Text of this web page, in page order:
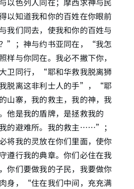
以知道我和你的百姓在你眼前
我们同去，使我和你的百姓与
”；神与约书亚同在，“我怎
样与你同在。我必不撇下你，
卫同行，“耶和华救我脱离狮
脱离这非利士人的手”，“耶
山寨，我的救主，我的神，我
他是我的盾牌，是拯救我的
的避难所。我的救主……”；
将我的灵放在你们里面，使你
遵行我的典章。你们必住在我
你们要做我的子民，我要做你
身，“住在我们中间，充充满